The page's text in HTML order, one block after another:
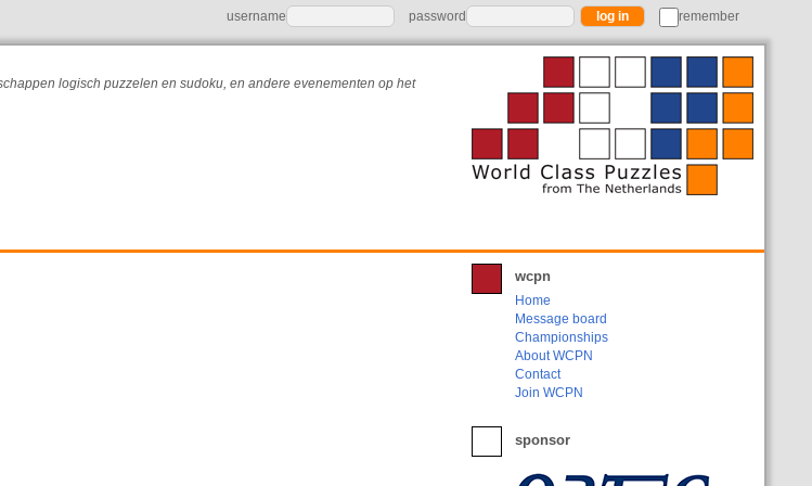
username password remember
logisch puzzelen en sudoku, en andere evenementen op het
wcpn
Home
Message board
Championships
About WCPN
Contact
Join WCPN
sponsor